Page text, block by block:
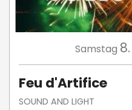
Samstag 8.
Feu d'Artifice
SOUND AND LIGHT